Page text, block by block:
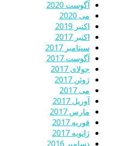
آگوست 2020
می 2020
اکتبر 2019
اکتبر 2017
سپتامبر 2017
آگوست 2017
جولای 2017
ژوئن 2017
می 2017
آوریل 2017
مارس 2017
فوریه 2017
ژانویه 2017
دسامبر 2016